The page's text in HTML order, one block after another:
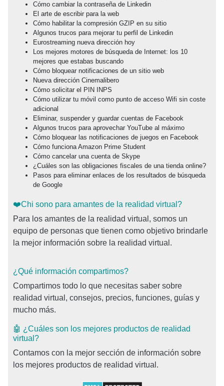
Cómo cambiar la contraseña de Linkedin
El arte de escribir para la web
Cómo habilitar la compresión GZIP en su sitio
Algunos trucos para mejorar tu perfil de Linkedin
Eurostreaming nueva dirección hoy
Los mejores motores de búsqueda de Internet: los 10
mejores que estabas buscando
Cómo bloquear notificaciones de un sitio web
Nueva dirección Cinemalibero
Cómo solicitar el PIN INPS
Cómo utilizar tu móvil como punto de acceso Wifi sin coste
adicional
Eliminar, suspender y guardar cuentas de Facebook
Algunos trucos para aprovechar YouTube al máximo
Cómo bloquear las notificaciones de juegos en Facebook
Cómo funciona Amazon Prime Student
Cómo cancelar una cuenta de Skype
¿Cuáles son las obligaciones fiscales de una tienda online?
Pasos para eliminar enlaces de los resultados de búsqueda
de Google
❤️Chi sono para amantes de la realidad virtual?
Para los amantes de la realidad virtual, somos un
equipo de personas que tienen como objetivo brindarle
la mejor información sobre la realidad virtual.
¿Qué información compartimos?
Compartimos todo lo que necesitas saber sobre
realidad virtual, consejos, precios, funciones, guías y
mucho más.
🤖 ¿Cuáles son los mejores productos de realidad
virtual?
Contamos con la mejor sección de información sobre
los mejores productos de realidad virtual.